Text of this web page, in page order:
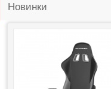
Новинки